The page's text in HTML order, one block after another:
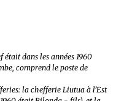
dans les années 1960
comprend le poste de
la chefferie Liutua à l’Est